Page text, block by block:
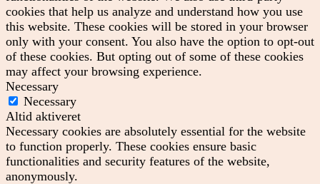
cookies that help us analyze and understand how you use
this website. These cookies will be stored in your browser
only with your consent. You also have the option to opt-out
of these cookies. But opting out of some of these cookies
may affect your browsing experience.
Necessary
Necessary
Altid aktiveret
Necessary cookies are absolutely essential for the website
to function properly. These cookies ensure basic
functionalities and security features of the website,
anonymously.